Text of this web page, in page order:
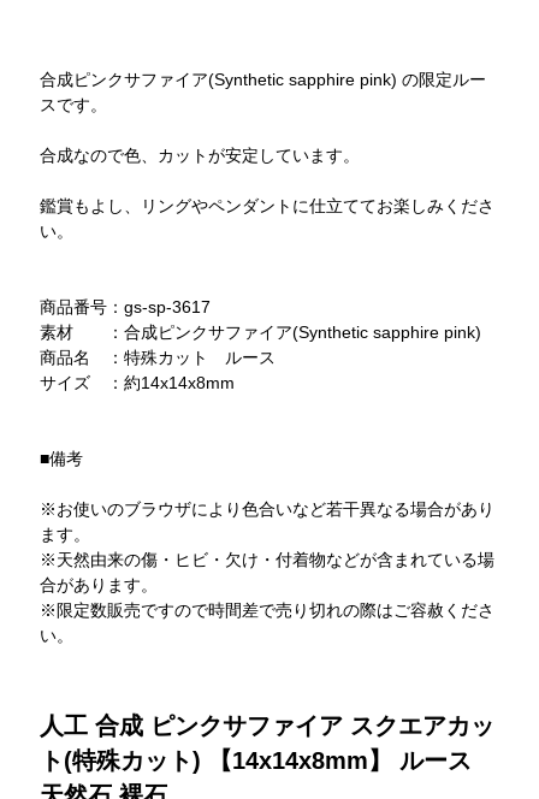
合成ピンクサファイア(Synthetic sapphire pink) の限定ルー
スです。
合成なので色、カットが安定しています。
鑑賞もよし、リングやペンダントに仕立ててお楽しみくださ
い。
商品番号：gs-sp-3617
素材 ：合成ピンクサファイア(Synthetic sapphire pink)
商品名 ：特殊カット ルース
サイズ ：約14x14x8mm
■備考
※お使いのブラウザにより色合いなど若干異なる場合があり
ます。
※天然由来の傷・ヒビ・欠け・付着物などが含まれている場
合があります。
※限定数販売ですので時間差で売り切れの際はご容赦くださ
い。
人工 合成 ピンクサファイア スクエアカッ
ト(特殊カット) 【14x14x8mm】 ルース